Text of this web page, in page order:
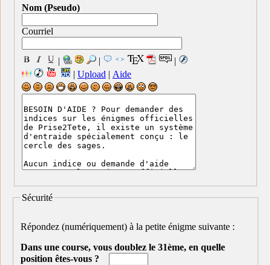
Nom (Pseudo)
Courriel
| |
|
| Upload | Aide
Sécurité
Répondez (numériquement) à la petite énigme suivante :
Dans une course, vous doublez le 31ème, en quelle
position êtes-vous ?